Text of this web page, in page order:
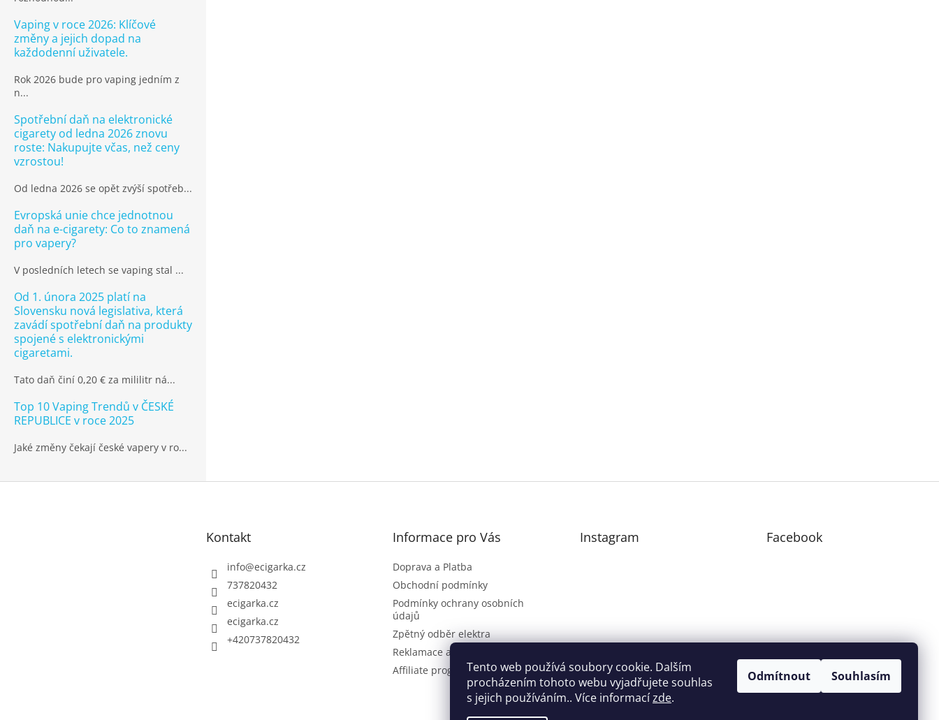
Tento web používá soubory cookie. Dalším
procházením tohoto webu vyjadřujete souhlas
s jejich používáním.. Více informacízde.
Odmítnout Souhlasím
Vaping v roce 2026: Klíčové
změny a jejich dopad na
každodenní uživatele.
Rok 2026 bude pro vaping jedním z
n...
Spotřební daň na elektronické
cigarety od ledna 2026 znovu
roste: Nakupujte včas, než ceny
vzrostou!
Od ledna 2026 se opět zvýší spotřeb...
Evropská unie chce jednotnou
daň na e-cigarety: Co to znamená
pro vapery?
V posledních letech se vaping stal ...
Od 1. února 2025 platí na
Slovensku nová legislativa, která
zavádí spotřební daň na produkty
spojené s elektronickými
cigaretami.
Tato daň činí 0,20 € za mililitr ná...
Top 10 Vaping Trendů v ČESKÉ
REPUBLICE v roce 2025
Jaké změny čekají české vapery v ro...
Kontakt
info@ecigarka.cz
737820432
ecigarka.cz
ecigarka.cz
+420737820432
Informace pro Vás
Doprava a Platba
Obchodní podmínky
Podmínky ochrany osobních
údajů
Zpětný odběr elektra
Reklamace a vrácení zboží
Affiliate program
Instagram Facebook